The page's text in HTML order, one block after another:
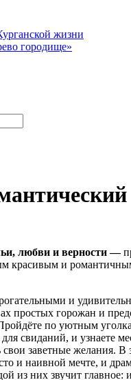
жизни
городище»
любви и верности —
красивым и
и
простых горожан и
по уютным
свиданий, и узнаете
заветные желания. В
и наивной мечте, и
из них звучит главное: